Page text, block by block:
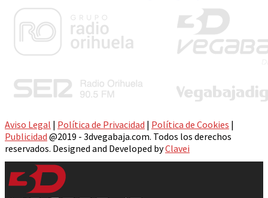
Aviso Legal | Política de Privacidad | Política de Cookies |
Publicidad @2019 - 3dvegabaja.com. Todos los derechos
reservados. Designed and Developed byClavei